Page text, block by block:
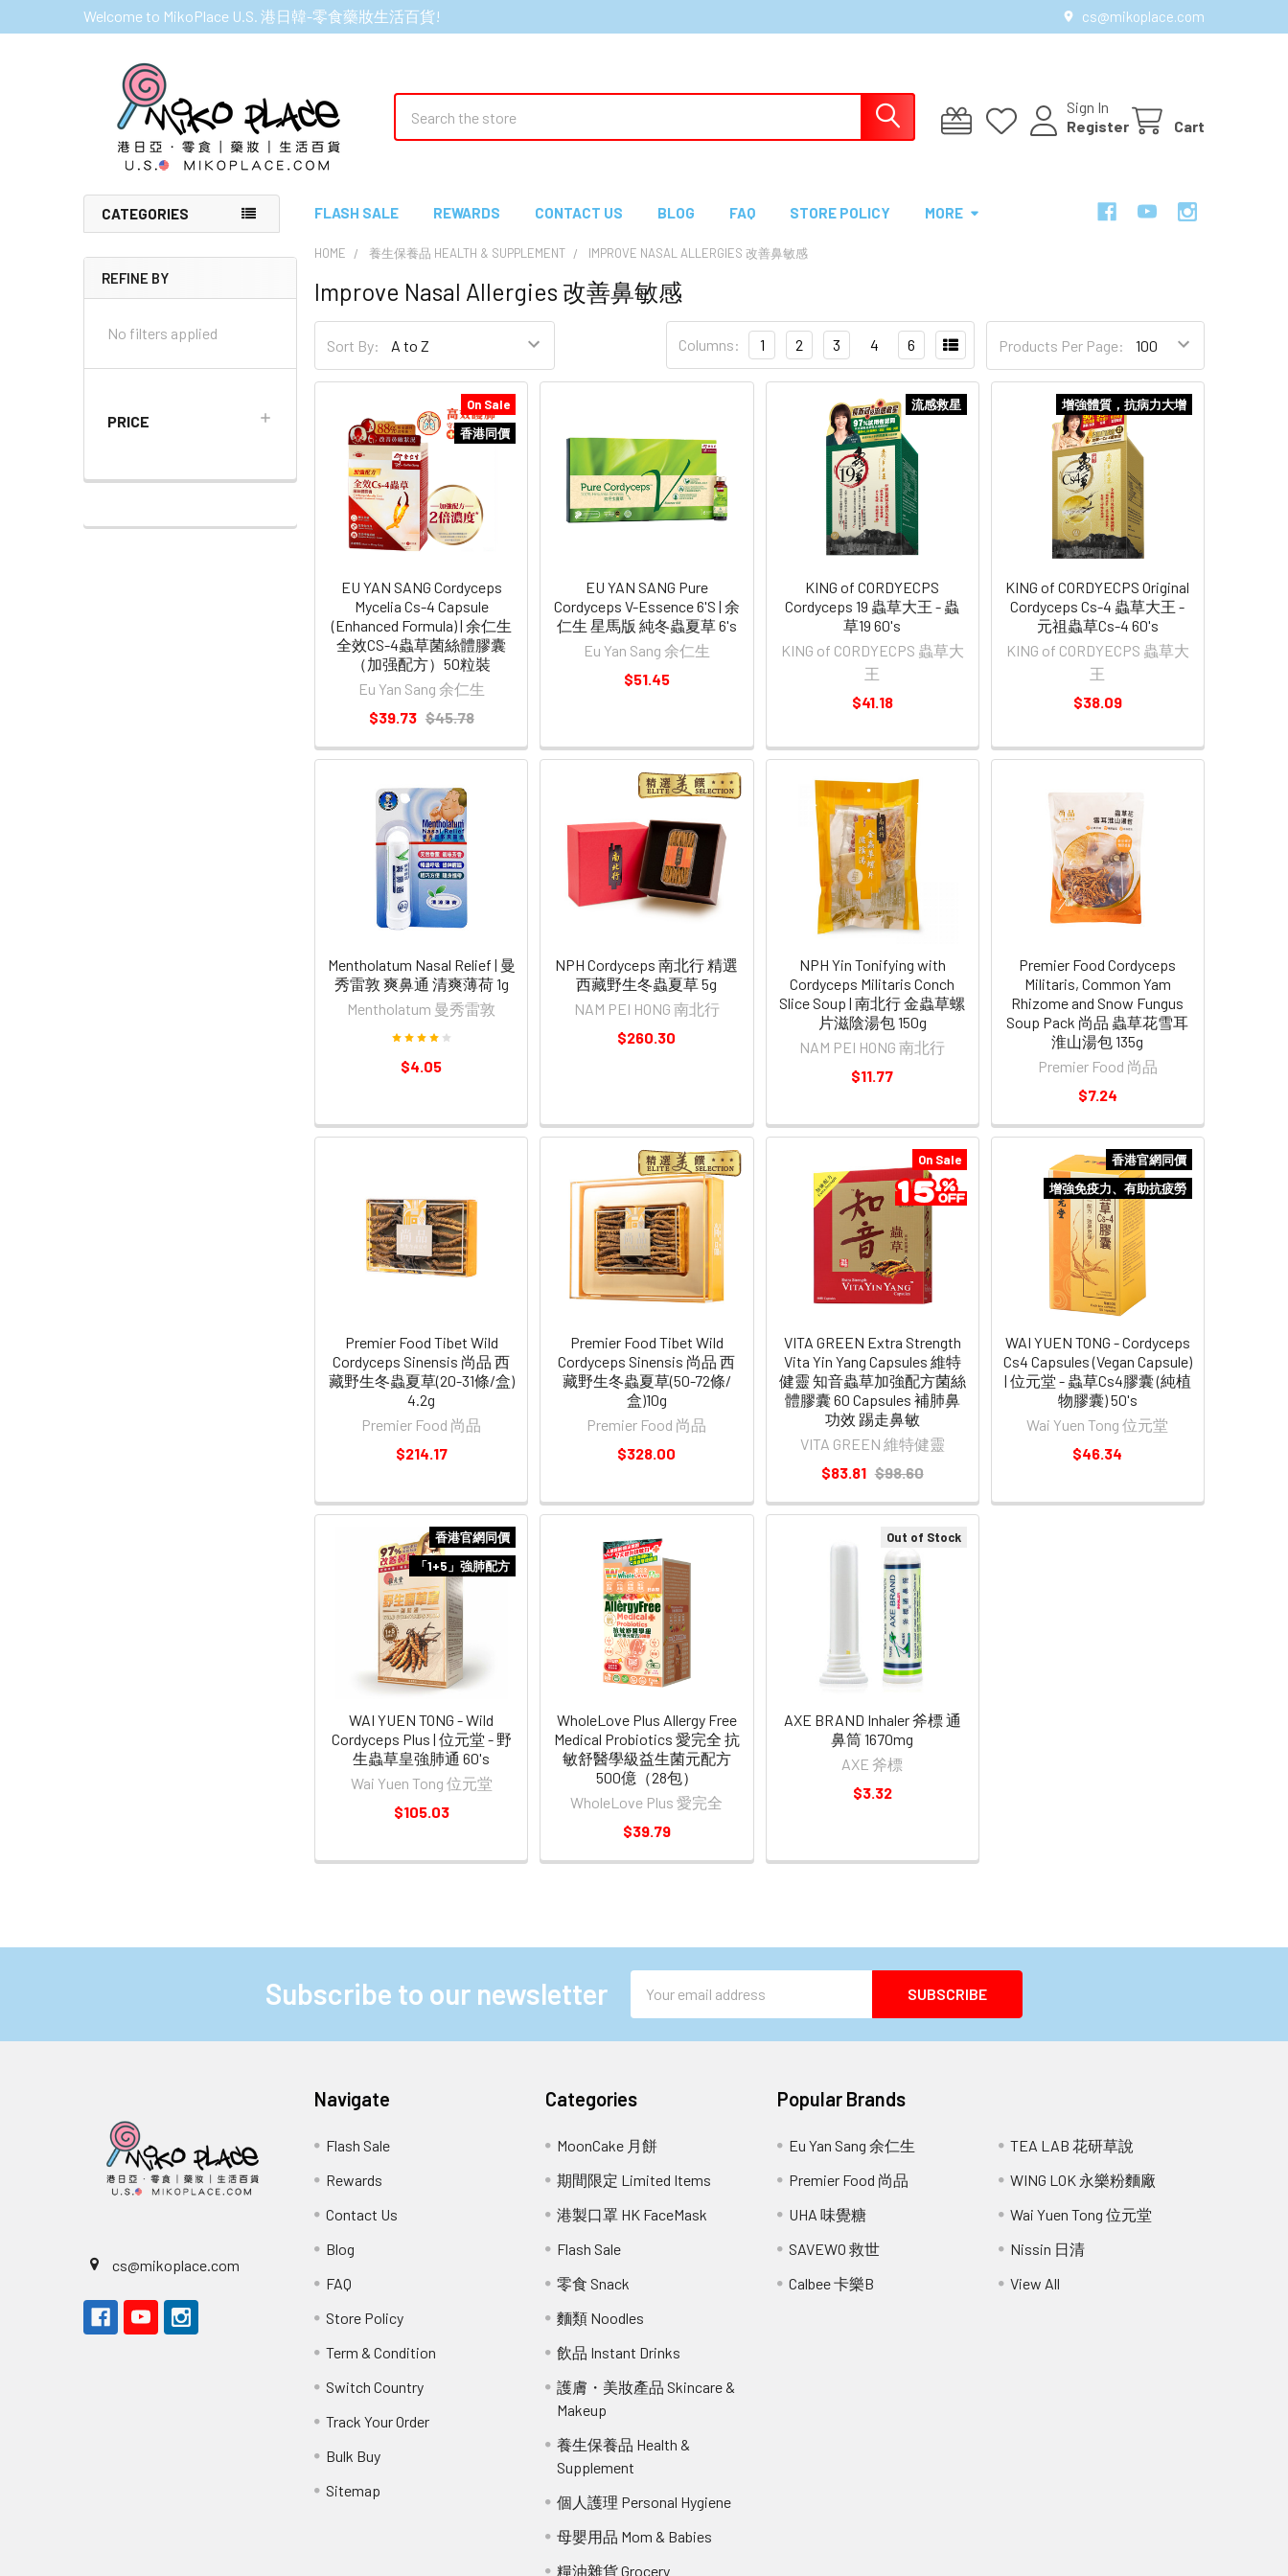
Welcome to MikoPlace U.S. 港日韓-零食藥妝生活百貨! cs@mikoplace.com
Sign In
Register
Cart
CATEGORIES FLASH SALE REWARDS CONTACT US BLOG FAQ STORE POLICY MORE
Sidebar
REFINE BY
No filters applied
PRICE
HOME 養生保養品 HEALTH & SUPPLEMENT IMPROVE NASAL ALLERGIES 改善鼻敏感
Improve Nasal Allergies 改善鼻敏感
Sort By: Products Per Page:
Columns: 1 2 3 4 6
Out of Stock
AXE BRAND Inhaler 斧標 通
鼻筒 1670mg
AXE 斧標
$3.32
On Sale
香港同價
EU YAN SANG Cordyceps
Mycelia Cs-4 Capsule
(Enhanced Formula) | 余仁生
全效CS-4蟲草菌絲體膠囊
（加强配方）50粒裝
Eu Yan Sang 余仁生
$39.73 $45.78
EU YAN SANG Pure
Cordyceps V-Essence 6'S | 余
仁生 星馬版 純冬蟲夏草 6's
Eu Yan Sang 余仁生
$51.45
流感救星
KING of CORDYECPS
Cordyceps 19 蟲草大王 - 蟲
草19 60's
KING of CORDYECPS 蟲草大
王
$41.18
增強體質，抗病力大增
KING of CORDYECPS Original
Cordyceps Cs-4 蟲草大王 -
元祖蟲草Cs-4 60's
KING of CORDYECPS 蟲草大
王
$38.09
Mentholatum Nasal Relief | 曼
秀雷敦 爽鼻通 清爽薄荷 1g
Mentholatum 曼秀雷敦
$4.05
NPH Cordyceps 南北行 精選
西藏野生冬蟲夏草 5g
NAM PEI HONG 南北行
$260.30
NPH Yin Tonifying with
Cordyceps Militaris Conch
Slice Soup | 南北行 金蟲草螺
片滋陰湯包 150g
NAM PEI HONG 南北行
$11.77
Premier Food Cordyceps
Militaris, Common Yam
Rhizome and Snow Fungus
Soup Pack 尚品 蟲草花雪耳
淮山湯包 135g
Premier Food 尚品
$7.24
Premier Food Tibet Wild
Cordyceps Sinensis 尚品 西
藏野生冬蟲夏草(20-31條/盒)
4.2g
Premier Food 尚品
$214.17
Premier Food Tibet Wild
Cordyceps Sinensis 尚品 西
藏野生冬蟲夏草(50-72條/
盒)10g
Premier Food 尚品
$328.00
On Sale
VITA GREEN Extra Strength
Vita Yin Yang Capsules 維特
健靈 知音蟲草加強配方菌絲
體膠囊 60 Capsules 補肺鼻
功效 踢走鼻敏
VITA GREEN 維特健靈
$83.81 $98.60
香港官網同價
增強免疫力、有助抗疲勞
WAI YUEN TONG - Cordyceps
Cs4 Capsules (Vegan Capsule)
| 位元堂 - 蟲草Cs4膠囊 (純植
物膠囊) 50's
Wai Yuen Tong 位元堂
$46.34
香港官網同價
「1+5」強肺配方
WAI YUEN TONG - Wild
Cordyceps Plus | 位元堂 - 野
生蟲草皇強肺通 60's
Wai Yuen Tong 位元堂
$105.03
WholeLove Plus Allergy Free
Medical Probiotics 愛完全 抗
敏舒醫學級益生菌元配方
500億（28包）
WholeLove Plus 愛完全
$39.79
Subscribe to our newsletter
Address
cs@mikoplace.com
Navigate
Flash Sale
Rewards
Contact Us
Blog
FAQ
Store Policy
Term & Condition
Switch Country
Track Your Order
Bulk Buy
Sitemap
Categories
MoonCake 月餅
期間限定 Limited Items
港製口罩 HK FaceMask
Flash Sale
零食 Snack
麵類 Noodles
飲品 Instant Drinks
護膚・美妝產品 Skincare &
Makeup
養生保養品 Health &
Supplement
個人護理 Personal Hygiene
母嬰用品 Mom & Babies
糧油雜貨 Grocery
Popular Brands
Eu Yan Sang 余仁生
Premier Food 尚品
UHA 味覺糖
SAVEWO 救世
Calbee 卡樂B
TEA LAB 花研草說
WING LOK 永樂粉麵廠
Wai Yuen Tong 位元堂
Nissin 日清
View All